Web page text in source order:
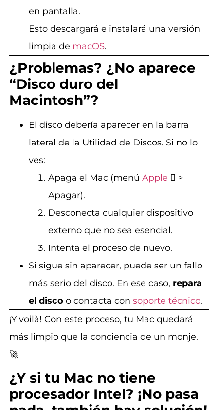
en pantalla.
Esto descargará e instalará una versión
limpia de macOS.
¿Problemas? ¿No aparece
“Disco duro del
Macintosh”?
El disco debería aparecer en la barra
lateral de la Utilidad de Discos. Si no lo
ves:
Apaga el Mac (menú Apple  >
Apagar).
Desconecta cualquier dispositivo
externo que no sea esencial.
Intenta el proceso de nuevo.
Si sigue sin aparecer, puede ser un fallo
más serio del disco. En ese caso, repara
el discoo contacta con soporte técnico.
¡Y voilà! Con este proceso, tu Mac quedará
más limpio que la conciencia de un monje.
🚀
¿Y si tu Mac no tiene
procesador Intel? ¡No pasa